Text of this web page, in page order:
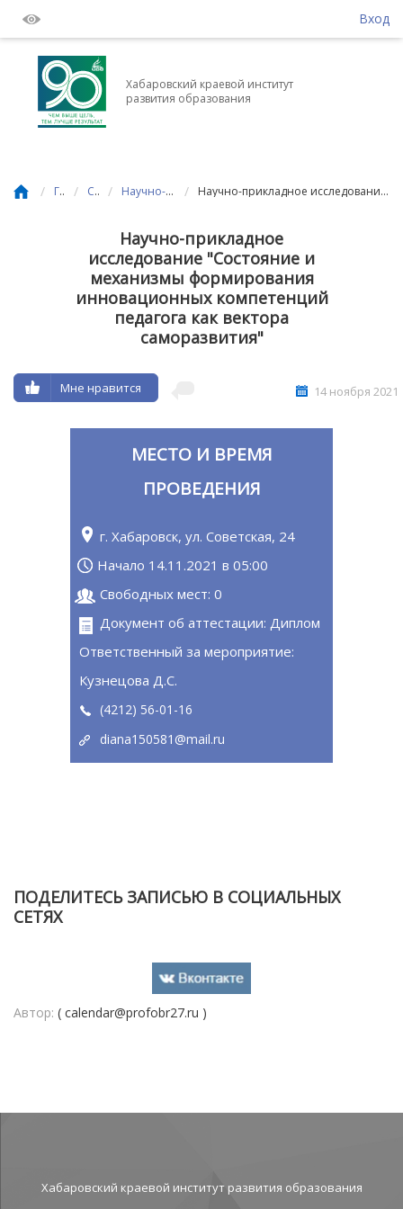
Вход
Хабаровский краевой институт
развития образования
/ Главная / События / Научно-исследовательская деятельность / Научно-прикладное исследование "Состояние и механизмы формирования инновационных компетенций педагога как вектора саморазвития"
Научно-прикладное
исследование "Состояние и
механизмы формирования
инновационных компетенций
педагога как вектора
саморазвития"
Мне нравится 14 ноября 2021
МЕСТО И ВРЕМЯ
ПРОВЕДЕНИЯ
г. Хабаровск, ул. Советская, 24
Начало 14.11.2021 в 05:00
Свободных мест: 0
Документ об аттестации: Диплом
Ответственный за мероприятие:
Кузнецова Д.С.
(4212) 56-01-16
diana150581@mail.ru
ПОДЕЛИТЕСЬ ЗАПИСЬЮ В СОЦИАЛЬНЫХ
СЕТЯХ
Автор: ( calendar@profobr27.ru )
Хабаровский краевой институт развития образования